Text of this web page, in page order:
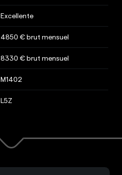
Excellente
4850 € brut mensuel
8330 € brut mensuel
M1402
L5Z